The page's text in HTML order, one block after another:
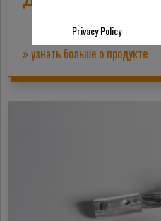
» узнать больше о продукте
Privacy Policy